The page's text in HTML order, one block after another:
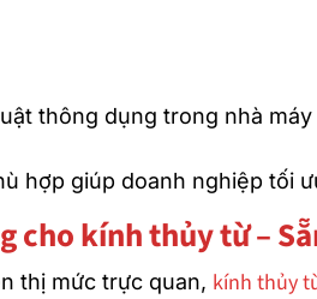
thông dụng trong nhà máy
hợp giúp doanh nghiệp tối
cho kính thủy từ –
thị mức trực quan, kính thủy